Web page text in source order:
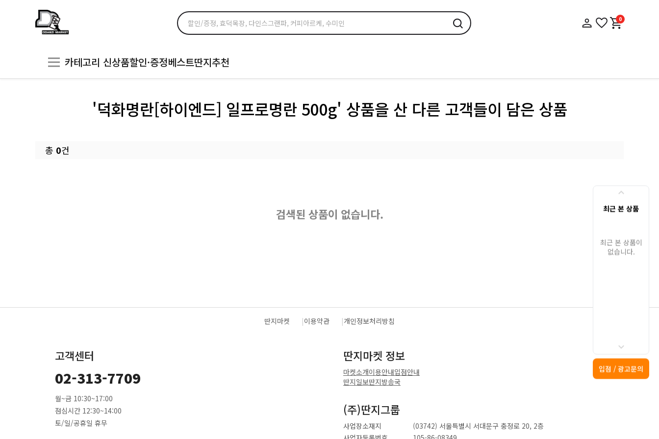
0
카테고리 신상품할인·증정베스트딴지추천
'덕화명란[하이엔드] 일프로명란 500g' 상품을 산 다른 고객들이 담은 상품
총 0건
검색된 상품이 없습니다.
딴지마켓 이용약관 개인정보처리방침
고객센터
02-313-7709
월~금 10:30~17:00
점심시간 12:30~14:00
토/일/공휴일 휴무
딴지마켓 정보
마켓소개이용안내입점안내
딴지일보딴지방송국
(주)딴지그룹
사업장소재지
(03742) 서울특별시 서대문구 충정로 20, 2층
최근 본 상품
최근 본 상품이
없습니다.
입점 / 광고문의